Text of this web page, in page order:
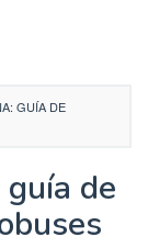
GUÍA DE
de